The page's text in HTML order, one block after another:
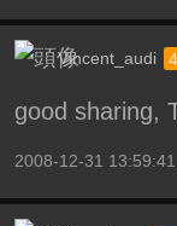
Vincent_audi
good sharing,
2008-12-31 13:59:41